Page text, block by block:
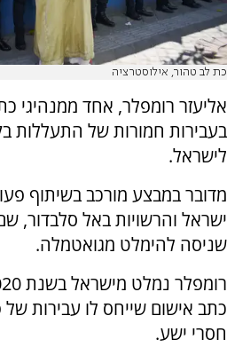
כת לב טהור, אילוסטרציה
אליעזר רומפלר, אחד ממנהיגי
בעבירות חמורות של התעללות
לישראל.
מדובר במבצע מורכב בשיתוף
ישראל והרשויות באל סלבדור,
שניסה להימלט מגואטמלה.
כתב אישום שייחס לו עבירות
חסרי ישע.